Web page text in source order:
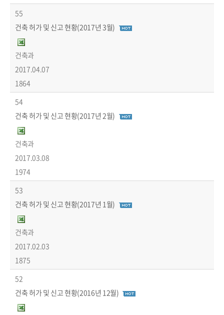
55
건축 허가 및 신고 현황(2017년 3월)
건축과
2017.04.07
1864
54
건축 허가 및 신고 현황(2017년 2월)
건축과
2017.03.08
1974
53
건축 허가 및 신고 현황(2017년 1월)
건축과
2017.02.03
1875
52
건축 허가 및 신고 현황(2016년 12월)